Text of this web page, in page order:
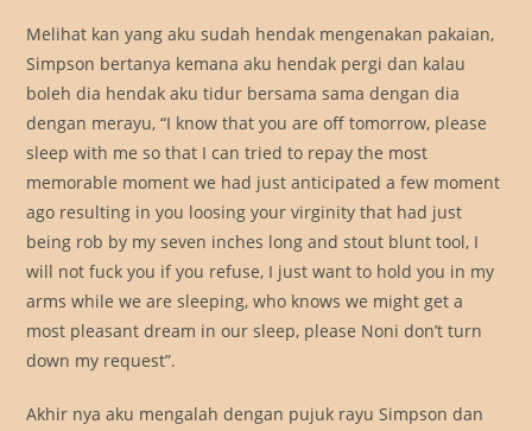
Melihat kan yang aku sudah hendak mengenakan pakaian,
Simpson bertanya kemana aku hendak pergi dan kalau
boleh dia hendak aku tidur bersama sama dengan dia
dengan merayu, “I know that you are off tomorrow, please
sleep with me so that I can tried to repay the most
memorable moment we had just anticipated a few moment
ago resulting in you loosing your virginity that had just
being rob by my seven inches long and stout blunt tool, I
will not fuck you if you refuse, I just want to hold you in my
arms while we are sleeping, who knows we might get a
most pleasant dream in our sleep, please Noni don’t turn
down my request”.
Akhir nya aku mengalah dengan pujuk rayu Simpson dan